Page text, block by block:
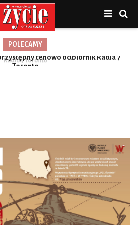
POLECAMY
cenowo odbiornik Radia 7